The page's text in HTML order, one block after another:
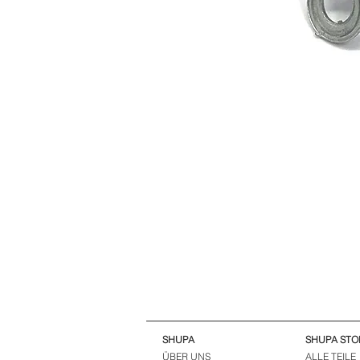
SHUPA
ÜBER UNS
SHUPA
ALLE TEILE